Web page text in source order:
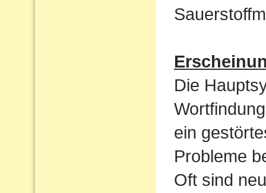
Die
ein
Probleme
Oft sind